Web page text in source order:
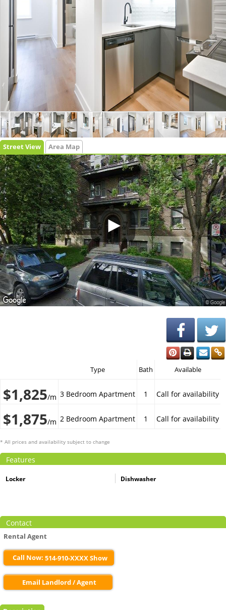
Street View Area Map
Type Bath Available
$1,825/m 3 Bedroom Apartment 1 Call for availability
$1,875/m 2 Bedroom Apartment 1 Call for availability
* All prices and availability subject to change
Features
Locker Dishwasher
Contact
Rental Agent
Call Now: 514-910-XXXX Show
Email Landlord / Agent